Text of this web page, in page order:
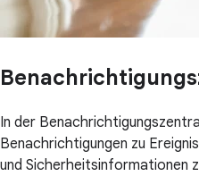
In der
Benachrichtigungen zu
und Sicherheitsinformationen